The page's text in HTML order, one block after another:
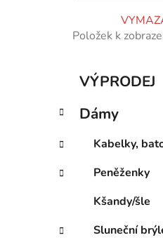
Položek k
Přeskočit
kategorie
e
o
r
i
VÝPRODEJ
Dámy
Kabelky,
Peněženky
Kšandy/šle
Sluneční